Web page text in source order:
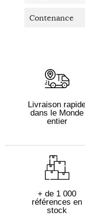
Contenance
Livraison
dans le Monde
entier
+ de 1 000
références en
stock